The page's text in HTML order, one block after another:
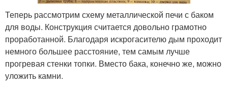
Теперь рассмотрим схему металлической печи с баком
для воды. Конструкция считается довольно грамотно
проработанной. Благодаря искрогасителю дым проходит
немного большее расстояние, тем самым лучше
прогревая стенки топки. Вместо бака, конечно же, можно
уложить камни.